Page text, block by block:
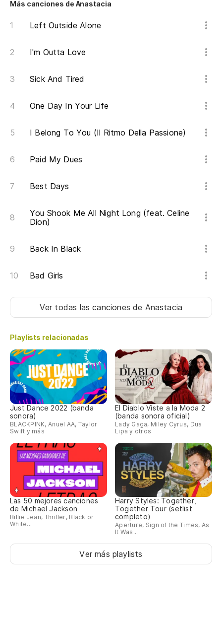
Más canciones de Anastacia
Left Outside Alone
I'm Outta Love
Sick And Tired
One Day In Your Life
I Belong To You (Il Ritmo Della Passione)
Paid My Dues
Best Days
You Shook Me All Night Long (feat. Celine
Dion)
Back In Black
Bad Girls
Ver todas las cancionesde Anastacia
Playlists relacionadas
Just Dance 2022 (banda
sonora)
BLACKPINK, Anuel AA, Taylor
Swift y más
El Diablo Viste a la Moda 2
(banda sonora oficial)
Lady Gaga, Miley Cyrus, Dua
Lipa y otros
Las 50 mejores canciones
de Michael Jackson
Billie Jean, Thriller, Black or
White...
Harry Styles: Together,
Together Tour (setlist
completo)
Aperture, Sign of the Times, As
It Was...
Ver más playlists